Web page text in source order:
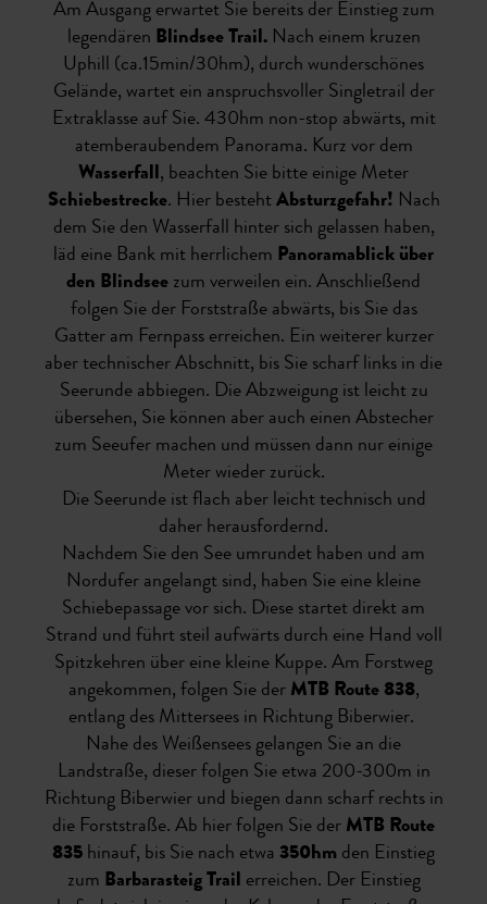
Am Ausgang erwartet Sie bereits der Einstieg zum
legendären Blindsee Trail. Nach einem kruzen
Uphill (ca.15min/30hm), durch wunderschönes
Gelände, wartet ein anspruchsvoller Singletrail der
Extraklasse auf Sie. 430hm non-stop abwärts, mit
atemberaubendem Panorama. Kurz vor dem
Wasserfall, beachten Sie bitte einige Meter
Schiebestrecke. Hier besteht Absturzgefahr! Nach
dem Sie den Wasserfall hinter sich gelassen haben,
läd eine Bank mit herrlichem Panoramablick über
den Blindsee zum verweilen ein. Anschließend
folgen Sie der Forststraße abwärts, bis Sie das
Gatter am Fernpass erreichen. Ein weiterer kurzer
aber technischer Abschnitt, bis Sie scharf links in die
Seerunde abbiegen. Die Abzweigung ist leicht zu
übersehen, Sie können aber auch einen Abstecher
zum Seeufer machen und müssen dann nur einige
Meter wieder zurück.
Die Seerunde ist flach aber leicht technisch und
daher herausfordernd.
Nachdem Sie den See umrundet haben und am
Nordufer angelangt sind, haben Sie eine kleine
Schiebepassage vor sich. Diese startet direkt am
Strand und führt steil aufwärts durch eine Hand voll
Spitzkehren über eine kleine Kuppe. Am Forstweg
angekommen, folgen Sie der MTB Route 838,
entlang des Mittersees in Richtung Biberwier.
Nahe des Weißensees gelangen Sie an die
Landstraße, dieser folgen Sie etwa 200-300m in
Richtung Biberwier und biegen dann scharf rechts in
die Forststraße. Ab hier folgen Sie der MTB Route
835 hinauf, bis Sie nach etwa 350hm den Einstieg
zum Barbarasteig Trail erreichen. Der Einstieg